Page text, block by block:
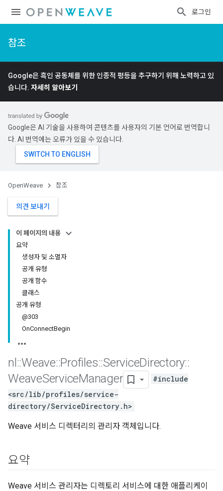
로그인
참조
Google은 흑인 공동체를 위한 인종적 평등을 추구하기 위해 노력하고 있
습니다. 자세히 알아보기
Google은 AI 기술을 사용하여 콘텐츠를 사용자의 기본 언어로 번역합니
다. AI 번역에는 오류가 있을 수 있습니다.
OpenWeave 참조
의견 보내기
이 페이지의 내용
요약
생성자 및 소멸자
공개 유형
공개 함수
클래스
공개 유형
@303
OnConnectBegin
nl ::Weave::Profiles::ServiceDirectory::
WeaveServiceManager
#include
<src/lib/profiles/service-
directory/ServiceDirectory.h>
Weave 서비스 디렉터리의 관리자 객체입니다.
요약
Weave 서비스 관리자는 디렉토리 서비스에 대한 애플리케이